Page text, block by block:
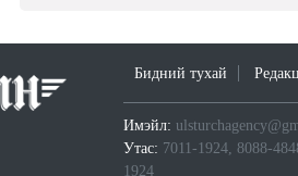
Бидний тухай
Имэйл:
Утас: 7011-1924, 8088-
1924